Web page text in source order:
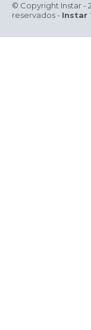
© Copyright Instar -
reservados - Instar